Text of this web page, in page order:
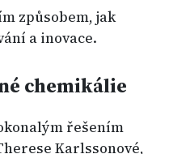
způsobem, jak
a inovace.
chemikálie
řešením
Karlssonové,